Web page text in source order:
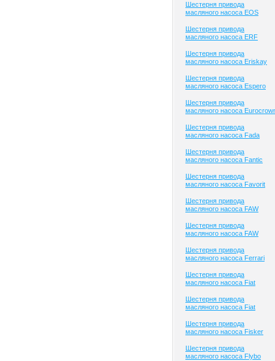
Шестерня привода
масляного насоса EOS
Шестерня привода
масляного насоса ERF
Шестерня привода
масляного насоса Eriskay
Шестерня привода
масляного насоса Espero
Шестерня привода
масляного насоса
Шестерня привода
масляного насоса Fada
Шестерня привода
масляного насоса Fantic
Шестерня привода
масляного насоса Favorit
Шестерня привода
масляного насоса FAW
Шестерня привода
масляного насоса FAW
Шестерня привода
масляного насоса Ferrari
Шестерня привода
масляного насоса Fiat
Шестерня привода
масляного насоса Fiat
Шестерня привода
масляного насоса Fisker
Шестерня привода
масляного насоса Flybo